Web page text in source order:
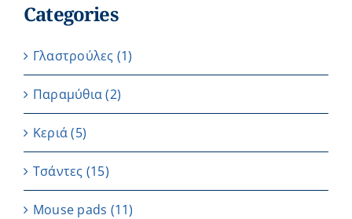
Categories
Γλαστρούλες (1)
Παραμύθια (2)
Κεριά (5)
Τσάντες (15)
Μouse pads (11)